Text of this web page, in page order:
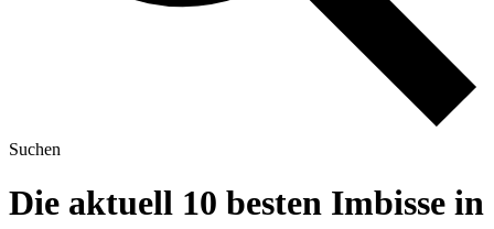
Suchen
Die aktuell 10 besten Imbisse in